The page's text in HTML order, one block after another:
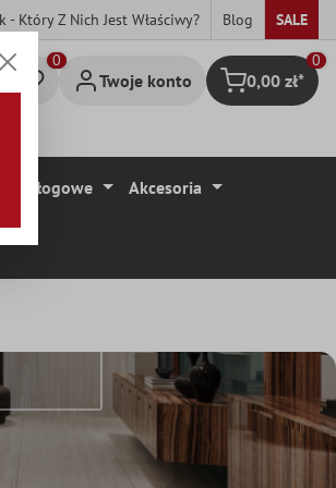
- Który Z Nich Jest Właściwy? Blog SALE
Twoje konto Koszyk
0
0,00 zł*
Podłogowe Akcesoria